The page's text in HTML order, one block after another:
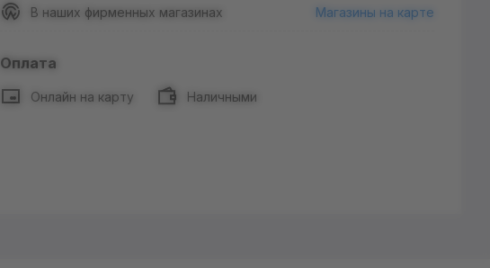
В наших фирменных магазинах Магазины на карте
Оплата
Онлайн на карту Наличными